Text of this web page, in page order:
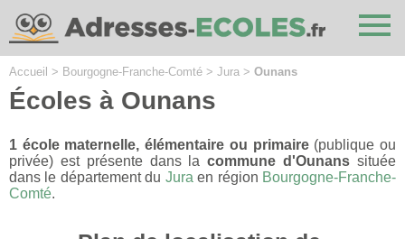
Accueil > Bourgogne-Franche-Comté > Jura > Ounans
Écoles à Ounans
1 école maternelle, élémentaire ou primaire(publique ou
privée) est présente dans lacommune d'Ounans située
dans le département du Jura en région Bourgogne-Franche-
Comté.